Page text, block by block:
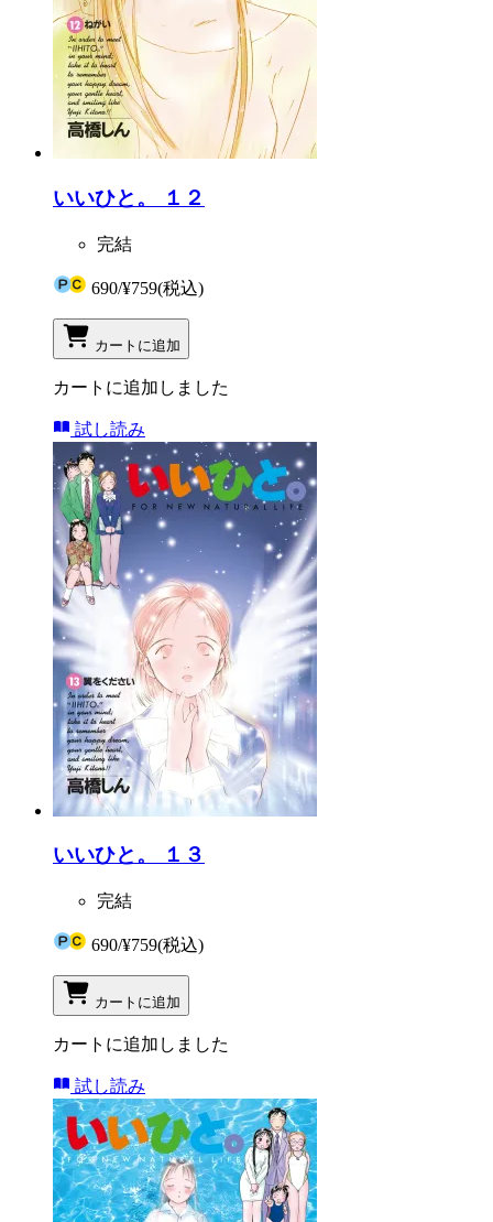
いいひと。 １２
完結
690/¥759(税込)
カートに追加
カートに追加しました
試し読み
いいひと。 １３
完結
690/¥759(税込)
カートに追加
カートに追加しました
試し読み